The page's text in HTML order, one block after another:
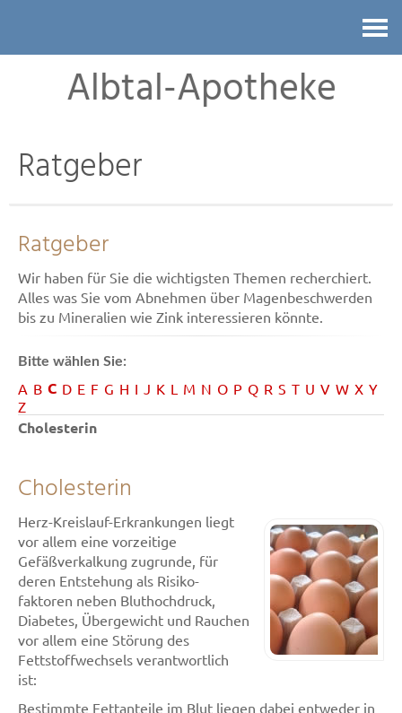
Albtal-Apotheke
Ratgeber
Ratgeber
Wir haben für Sie die wichtigsten Themen recherchiert.
Alles was Sie vom Abnehmen über Magenbeschwerden
bis zu Mineralien wie Zink interessieren könnte.
Bitte wählen Sie:
A B C D E F G H I J K L M N O P Q R S T U V W X Y
Z
Cholesterin
Cholesterin
Herz-Kreislauf-Erkrankungen liegt
vor allem eine vorzeitige
Gefäßverkalkung zugrunde, für
deren Entstehung als Risiko-
faktoren neben Bluthochdruck,
Diabetes, Übergewicht und Rauchen
vor allem eine Störung des
Fettstoffwechsels verantwortlich
ist:
Bestimmte Fettanteile im Blut liegen dabei entweder in